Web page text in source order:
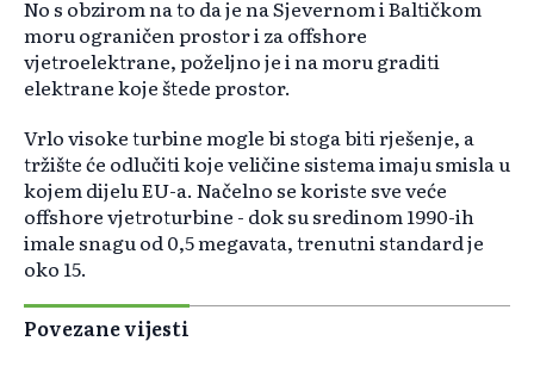
No s obzirom na to da je na Sjevernom i Baltičkom
moru ograničen prostor i za offshore
vjetroelektrane, poželjno je i na moru graditi
elektrane koje štede prostor.
Vrlo visoke turbine mogle bi stoga biti rješenje, a
tržište će odlučiti koje veličine sistema imaju smisla u
kojem dijelu EU-a. Načelno se koriste sve veće
offshore vjetroturbine - dok su sredinom 1990-ih
imale snagu od 0,5 megavata, trenutni standard je
oko 15.
Povezane vijesti